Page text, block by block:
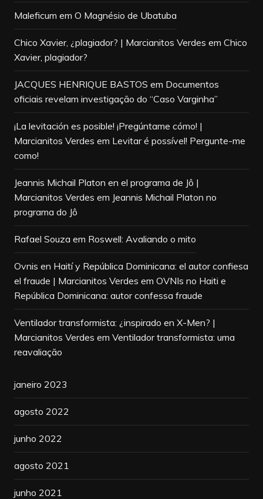
Maleficum em O Magnésio de Ubatuba
Chico Xavier, ¿plagiador? | Marcianitos Verdes em Chico
Xavier, plagiador?
JACQUES HENRIQUE BASTOS em Documentos
oficiais revelam investigação do “Caso Varginha”
¡La levitación es posible! ¡Pregúntame cómo! |
Marcianitos Verdes em Levitar é possível! Pergunte-me
como!
Jeannis Michail Platon en el programa de Jô |
Marcianitos Verdes em Jeannis Michail Platon no
programa do Jô
Rafael Souza em Roswell: Avaliando o mito
Ovnis en Haití y República Dominicana: el autor confiesa
el fraude | Marcianitos Verdes em OVNIs no Haiti e
República Dominicana: autor confessa fraude
Ventilador transformista: ¿inspirado en X-Men? |
Marcianitos Verdes em Ventilador transformista: uma
reavaliação
janeiro 2023
agosto 2022
junho 2022
agosto 2021
junho 2021